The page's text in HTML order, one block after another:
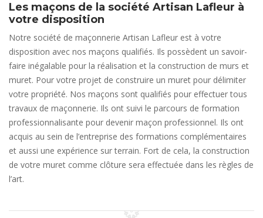
Les maçons de la société Artisan Lafleur à
votre disposition
Notre société de maçonnerie Artisan Lafleur est à votre
disposition avec nos maçons qualifiés. Ils possèdent un savoir-
faire inégalable pour la réalisation et la construction de murs et
muret. Pour votre projet de construire un muret pour délimiter
votre propriété. Nos maçons sont qualifiés pour effectuer tous
travaux de maçonnerie. Ils ont suivi le parcours de formation
professionnalisante pour devenir maçon professionnel. Ils ont
acquis au sein de l’entreprise des formations complémentaires
et aussi une expérience sur terrain. Fort de cela, la construction
de votre muret comme clôture sera effectuée dans les règles de
l’art.